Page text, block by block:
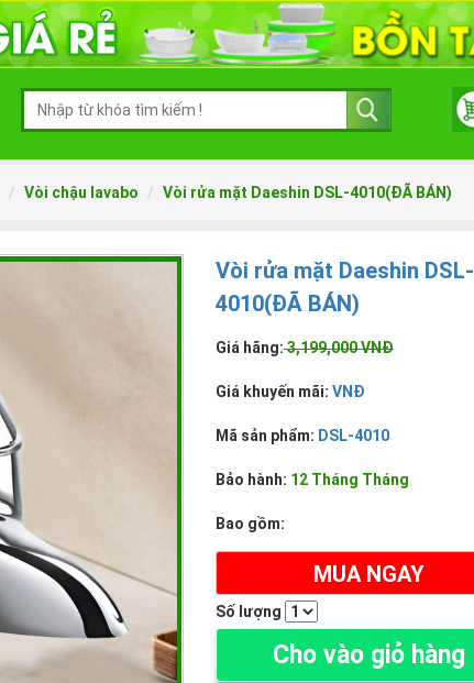
Vòi chậu lavabo Vòi rửa mặt Daeshin DSL-4010(ĐÃ BÁN)
Vòi rửa mặt Daeshin DSL-
4010(ĐÃ BÁN)
Giá hãng:3,199,000 VNĐ
Giá khuyến mãi: VNĐ
Mã sản phẩm: DSL-4010
Bảo hành: 12 Tháng Tháng
Bao gồm:
MUA NGAY
Số lượng
Cho vào giỏ hàng